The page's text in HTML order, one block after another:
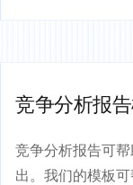
竞争分析报
竞争分析报告可
出。我们的模板